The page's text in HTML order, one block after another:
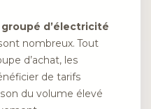
groupé d’électricité
nombreux. Tout
d’achat, les
de tarifs
du volume élevé